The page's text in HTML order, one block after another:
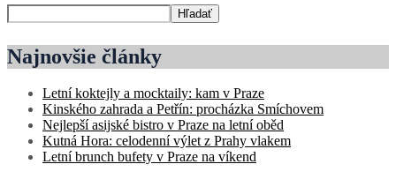
Hľadať
Najnovšie články
Letní koktejly a mocktaily: kam v Praze
Kinského zahrada a Petřín: procházka Smíchovem
Nejlepší asijské bistro v Praze na letní oběd
Kutná Hora: celodenní výlet z Prahy vlakem
Letní brunch bufety v Praze na víkend